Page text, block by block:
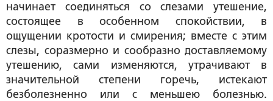
начинает соединяться со слезами утешение,
состоящее в особенном спокойствии, в
ощущении кротости и смирения; вместе с этим
слезы, соразмерно и сообразно доставляемому
утешению, сами изменяются, утрачивают в
значительной степени горечь, истекают
безболезненно или с меньшею болезнью.